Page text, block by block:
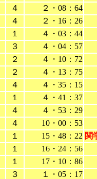
４
２・08：64
４ ２・16：26
１
４・03：44
３
４・04：57
２
４・10：72
２
４・13：75
４
４・35：15
１
４・41：37
４
４・53：29
４ 10・00：53
１ 15・48：22 関
１
16・24：56
１ 17・10：86
３
１・05：17